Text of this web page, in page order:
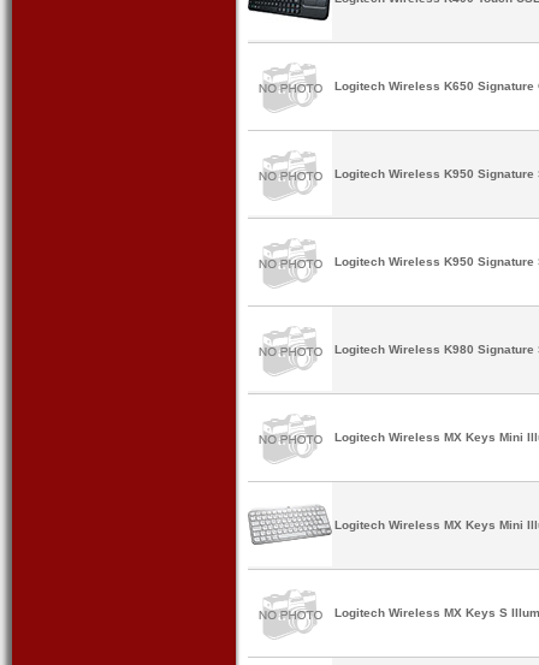
Logitech Wireless K650 Signature
Logitech Wireless K950 Signature
Logitech Wireless K950 Signature
Logitech Wireless K980 Signature
Logitech Wireless MX Keys Mini
Logitech Wireless MX Keys Mini
Logitech Wireless MX Keys S